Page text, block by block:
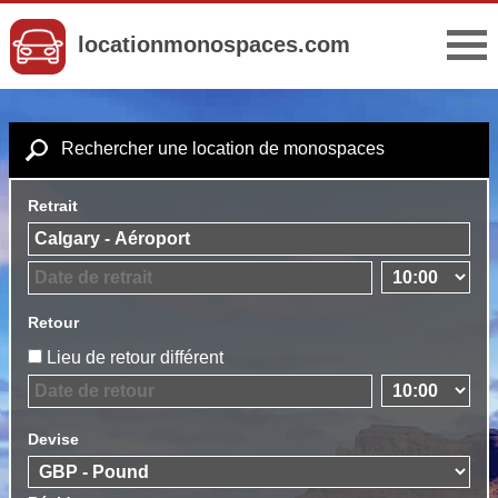
locationmonospaces.com
Rechercher une location de monospaces
Retrait
Retour
Lieu de retour différent
Devise